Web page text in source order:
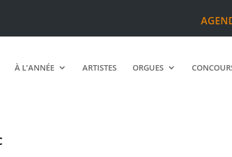
À L’ANNÉE ARTISTES ORGUES